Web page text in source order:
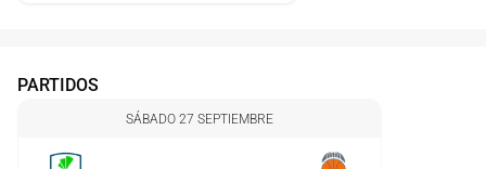
PARTIDOS
SÁBADO 27 SEPTIEMBRE